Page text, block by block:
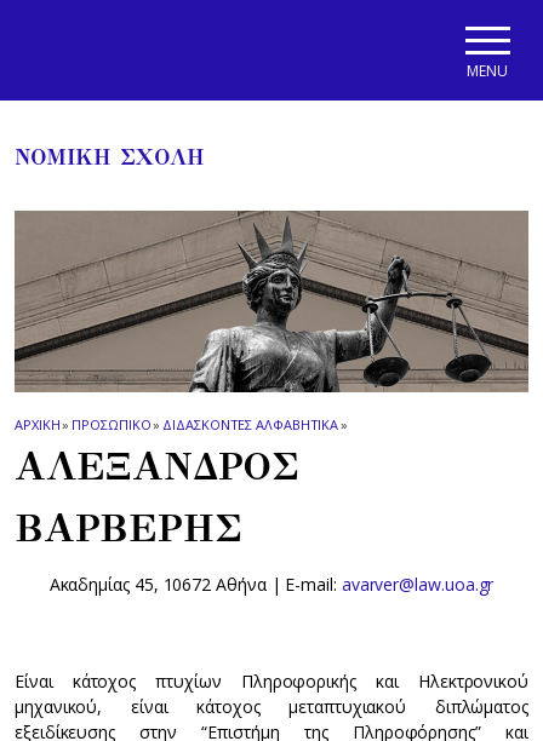
MENU
ΝΟΜΙΚΗ ΣΧΟΛΗ
ΑΡΧΙΚΗ» ΠΡΟΣΩΠΙΚΟ» ΔΙΔΑΣΚΟΝΤΕΣ ΑΛΦΑΒΗΤΙΚΑ»
ΑΛΕΞΑΝΔΡΟΣ
ΒΑΡΒΕΡΗΣ
Ακαδημίας 45, 10672 Αθήνα | E-mail: avarver@law.uoa.gr
Είναι κάτοχος πτυχίων Πληροφορικής και Ηλεκτρονικού
μηχανικού, είναι κάτοχος μεταπτυχιακού διπλώματος
εξειδίκευσης στην “Επιστήμη της Πληροφόρησης” και